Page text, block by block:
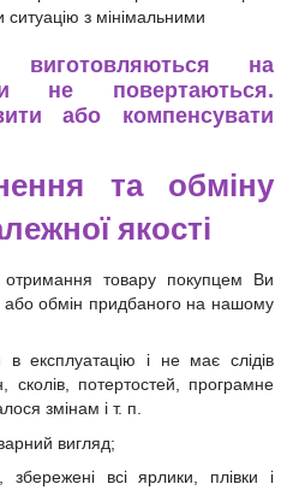
з мінімальними
на
не повертаються.
або компенсувати
та обміну
якості
отримання товару покупцем Ви
обмін придбаного на нашому
експлуатацію і не має слідів
сколів, потертостей, програмне
змінам і т. п.
вигляд;
збережені всі ярлики, плівки і